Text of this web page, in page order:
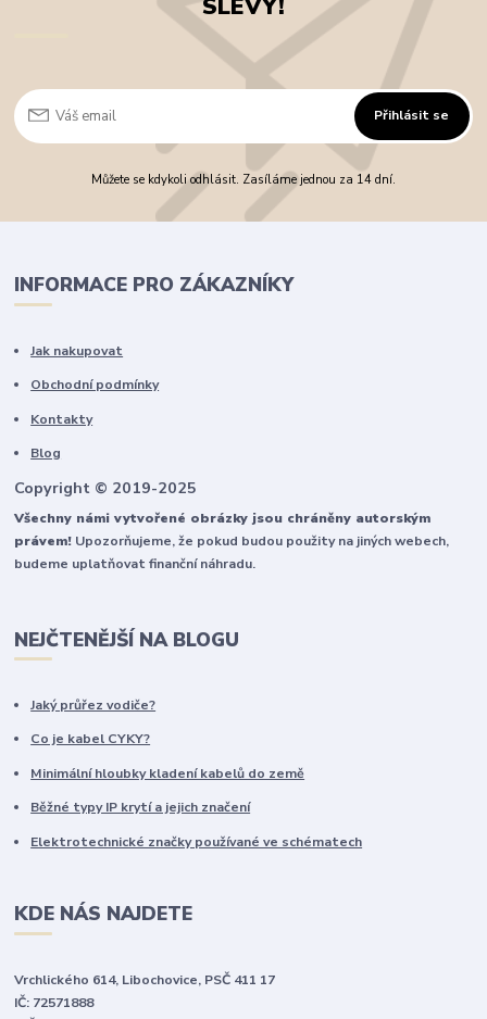
SLEVY!
Přihlásit se
Můžete se kdykoli odhlásit. Zasíláme jednou za 14 dní.
INFORMACE PRO ZÁKAZNÍKY
Jak nakupovat
Obchodní podmínky
Kontakty
Blog
Copyright © 2019-2025
Všechny námi vytvořené obrázky jsou chráněny autorským
právem! Upozorňujeme, že pokud budou použity na jiných webech,
budeme uplatňovat finanční náhradu.
NEJČTENĚJŠÍ NA BLOGU
Jaký průřez vodiče?
Co je kabel CYKY?
Minimální hloubky kladení kabelů do země
Běžné typy IP krytí a jejich značení
Elektrotechnické značky používané ve schématech
KDE NÁS NAJDETE
Vrchlického 614, Libochovice, PSČ 411 17
IČ: 72571888